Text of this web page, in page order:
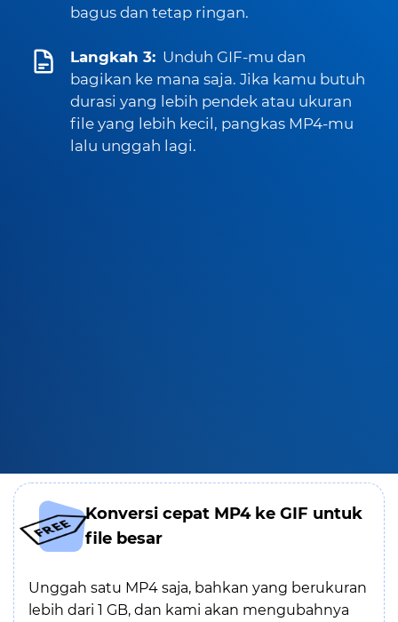
bagus dan tetap ringan.
Langkah 3: Unduh GIF-mu dan
bagikan ke mana saja. Jika kamu butuh
durasi yang lebih pendek atau ukuran
file yang lebih kecil, pangkas MP4-mu
lalu unggah lagi.
Konversi cepat MP4 ke GIF untuk
file besar
Unggah satu MP4 saja, bahkan yang berukuran
lebih dari 1 GB, dan kami akan mengubahnya